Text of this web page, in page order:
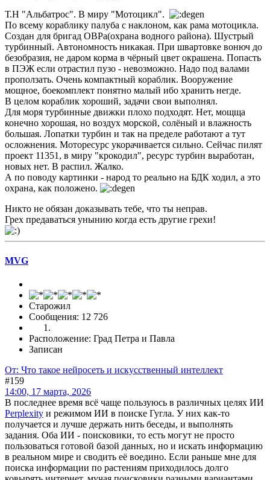
Т.Н "Альбатрос". В миру "Мотоцикл".
По всему кораблику палуба с наклоном, как рама мотоцикла.
Создан для бригад ОВРа(охрана водного района). Шустрый
турбинный. Автономность никакая. При швартовке вонюч до
безобразия, не даром корма в чёрный цвет окрашена. Попасть
в ПЭЖ если отрастил пузо - невозможно. Надо под валами
проползать. Очень компактный кораблик. Вооружение
мощное, боекомплект понятно малый ибо хранить негде.
В целом кораблик хороший, задачи свои выполнял.
Для моря турбинные движки плохо подходят. Нет, мощща
конечно хорошая, но воздух морской, солёный и влажность
большая. Лопатки турбин и так на пределе работают а тут
осложнения. Моторесурс укорачивается сильно. Сейчас пилят
проект 11351, в миру "крокодил", ресурс турбин выработан,
новых нет. В распил. Жалко.
А по поводу картинки - народ то реально на БДК ходил, а это
охрана, как положено.
Никто не обязан доказывать тебе, что ты неправ.
Грех предаваться унынию когда есть другие грехи!
MVG
Старожил
Сообщения: 12 726
Расположение: Град Петра и Павла
Записан
От: Что такое нейросеть и искусственный интеллект
#159
14:00, 17 марта, 2026
В последнее время всё чаще пользуюсь в различных целях ИИ
Perplexity и режимом ИИ в поиске Гугла. У них как-то
получается и лучше держать нить беседы, и выполнять
задания. Оба ИИ - поисковики, то есть могут не просто
пользоваться готовой базой данных, но и искать информацию
в реальном мире и сводить её воедино. Если раньше мне для
поиска информации по растениям приходилось долго